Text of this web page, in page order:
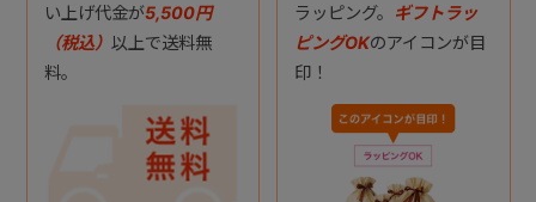
い上げ代金が5,500円
（税込） 以上で送料無
料。
ラッピング。 ギフトラッ
ピングOKのアイコンが目
印！